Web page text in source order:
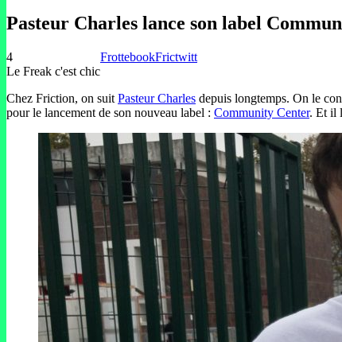
Pasteur Charles lance son label
4
Le Freak c'est chic
FrottebookFrictwitt
Chez Friction, on suit Pasteur Charles depuis longtemps. On le
pour le lancement de son nouveau label : Community Center. Et il